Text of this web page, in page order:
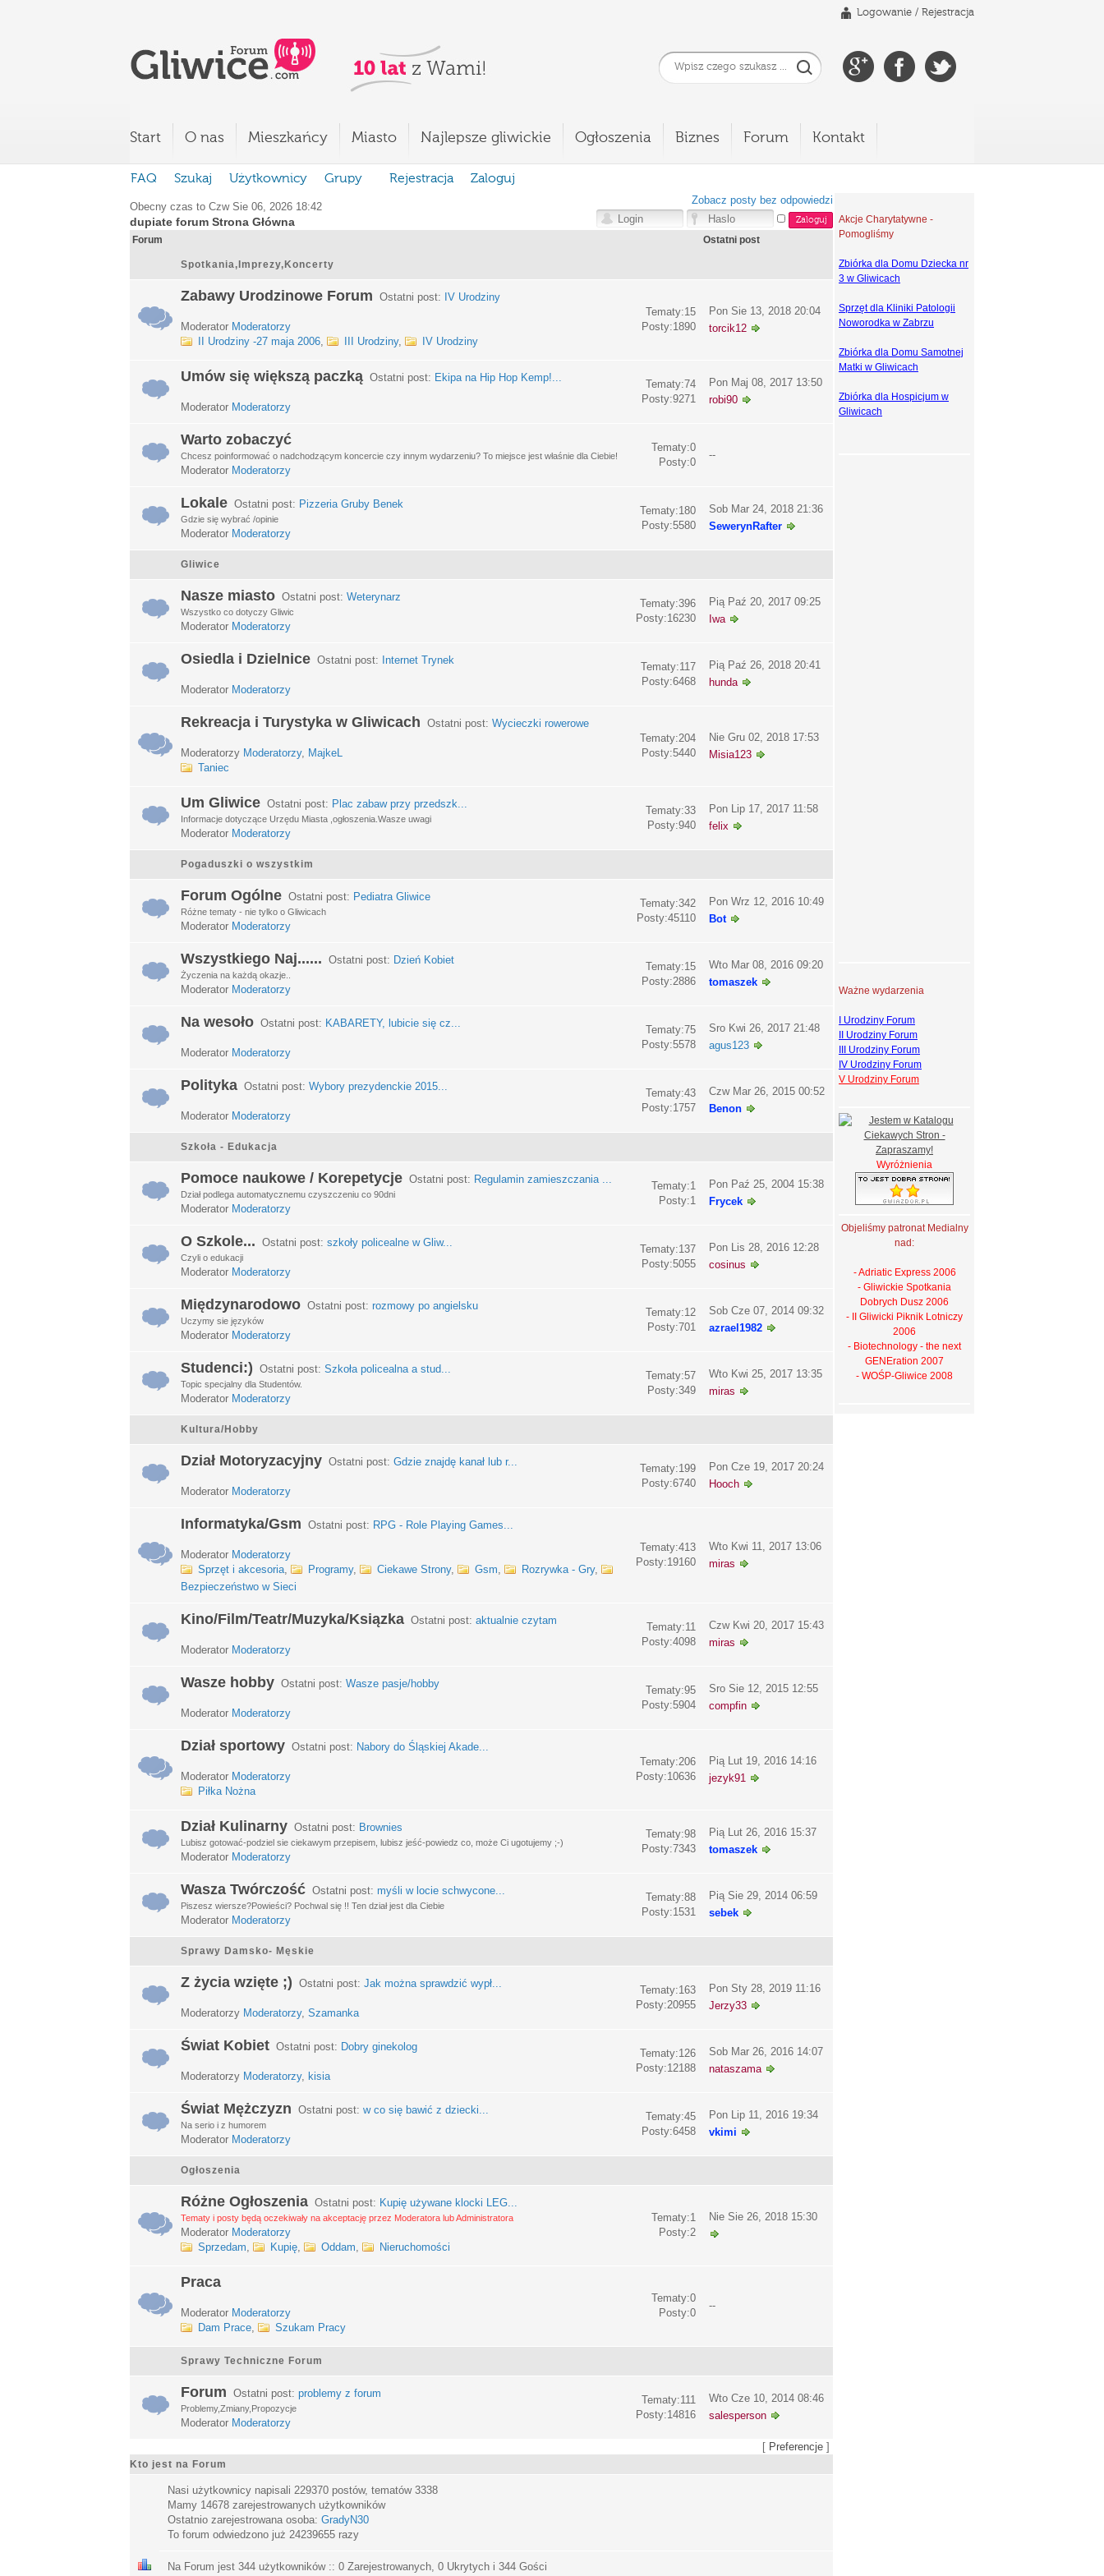
Logowanie / Rejestracja
Start O nas Mieszkańcy Miasto Najlepsze gliwickie Ogłoszenia Biznes Forum Kontakt
FAQ Szukaj Użytkownicy Grupy Rejestracja Zaloguj
Obecny czas to Czw Sie 06, 2026 18:42
dupiate forum Strona Główna
Zobacz posty bez odpowiedzi
Forum Ostatni post
Spotkania,Imprezy,Koncerty
Zabawy Urodzinowe Forum Ostatni post: IV Urodziny
Moderator Moderatorzy
II Urodziny -27 maja 2006, III Urodziny, IV Urodziny
Tematy:15
Posty:1890
Pon Sie 13, 2018 20:04
torcik12
Umów się większą paczką Ostatni post: Ekipa na Hip Hop Kemp!...
Moderator Moderatorzy
Tematy:74
Posty:9271
Pon Maj 08, 2017 13:50
robi90
Warto zobaczyć
Chcesz poinformować o nadchodzącym koncercie czy innym wydarzeniu? To miejsce jest właśnie dla Ciebie!
Moderator Moderatorzy
Tematy:0
Posty:0
--
Lokale Ostatni post: Pizzeria Gruby Benek
Gdzie się wybrać /opinie
Moderator Moderatorzy
Tematy:180
Posty:5580
Sob Mar 24, 2018 21:36
SewerynRafter
Gliwice
Nasze miasto Ostatni post: Weterynarz
Wszystko co dotyczy Gliwic
Moderator Moderatorzy
Tematy:396
Posty:16230
Pią Paź 20, 2017 09:25
Iwa
Osiedla i Dzielnice Ostatni post: Internet Trynek
Moderator Moderatorzy
Tematy:117
Posty:6468
Pią Paź 26, 2018 20:41
hunda
Rekreacja i Turystyka w Gliwicach Ostatni post: Wycieczki rowerowe
Moderatorzy Moderatorzy, MajkeL
Taniec
Tematy:204
Posty:5440
Nie Gru 02, 2018 17:53
Misia123
Um Gliwice Ostatni post: Plac zabaw przy przedszk...
Informacje dotyczące Urzędu Miasta ,ogłoszenia.Wasze uwagi
Moderator Moderatorzy
Tematy:33
Posty:940
Pon Lip 17, 2017 11:58
felix
Pogaduszki o wszystkim
Forum Ogólne Ostatni post: Pediatra Gliwice
Różne tematy - nie tylko o Gliwicach
Moderator Moderatorzy
Tematy:342
Posty:45110
Pon Wrz 12, 2016 10:49
Bot
Wszystkiego Naj...... Ostatni post: Dzień Kobiet
Życzenia na każdą okazje..
Moderator Moderatorzy
Tematy:15
Posty:2886
Wto Mar 08, 2016 09:20
tomaszek
Na wesoło Ostatni post: KABARETY, lubicie się cz...
Moderator Moderatorzy
Tematy:75
Posty:5578
Sro Kwi 26, 2017 21:48
agus123
Polityka Ostatni post: Wybory prezydenckie 2015...
Moderator Moderatorzy
Tematy:43
Posty:1757
Czw Mar 26, 2015 00:52
Benon
Szkoła - Edukacja
Pomoce naukowe / Korepetycje Ostatni post: Regulamin zamieszczania ...
Dział podlega automatycznemu czyszczeniu co 90dni
Moderator Moderatorzy
Tematy:1
Posty:1
Pon Paź 25, 2004 15:38
Frycek
O Szkole... Ostatni post: szkoły policealne w Gliw...
Czyli o edukacji
Moderator Moderatorzy
Tematy:137
Posty:5055
Pon Lis 28, 2016 12:28
cosinus
Międzynarodowo Ostatni post: rozmowy po angielsku
Uczymy sie języków
Moderator Moderatorzy
Tematy:12
Posty:701
Sob Cze 07, 2014 09:32
azrael1982
Studenci:) Ostatni post: Szkoła policealna a stud...
Topic specjalny dla Studentów.
Moderator Moderatorzy
Tematy:57
Posty:349
Wto Kwi 25, 2017 13:35
miras
Kultura/Hobby
Dział Motoryzacyjny Ostatni post: Gdzie znajdę kanał lub r...
Moderator Moderatorzy
Tematy:199
Posty:6740
Pon Cze 19, 2017 20:24
Hooch
Informatyka/Gsm Ostatni post: RPG - Role Playing Games...
Moderator Moderatorzy
Sprzęt i akcesoria, Programy, Ciekawe Strony, Gsm, Rozrywka - Gry,
Bezpieczeństwo w Sieci
Tematy:413
Posty:19160
Wto Kwi 11, 2017 13:06
miras
Kino/Film/Teatr/Muzyka/Ksiązka Ostatni post: aktualnie czytam
Moderator Moderatorzy
Tematy:11
Posty:4098
Czw Kwi 20, 2017 15:43
miras
Wasze hobby Ostatni post: Wasze pasje/hobby
Moderator Moderatorzy
Tematy:95
Posty:5904
Sro Sie 12, 2015 12:55
compfin
Dział sportowy Ostatni post: Nabory do Śląskiej Akade...
Moderator Moderatorzy
Piłka Nożna
Tematy:206
Posty:10636
Pią Lut 19, 2016 14:16
jezyk91
Dział Kulinarny Ostatni post: Brownies
Lubisz gotować-podziel sie ciekawym przepisem, lubisz jeść-powiedz co, może Ci ugotujemy ;-)
Moderator Moderatorzy
Tematy:98
Posty:7343
Pią Lut 26, 2016 15:37
tomaszek
Wasza Twórczość Ostatni post: myśli w locie schwycone...
Piszesz wiersze?Powieści? Pochwal się !! Ten dział jest dla Ciebie
Moderator Moderatorzy
Tematy:88
Posty:1531
Pią Sie 29, 2014 06:59
sebek
Sprawy Damsko- Męskie
Z życia wzięte ;) Ostatni post: Jak można sprawdzić wypł...
Moderatorzy Moderatorzy, Szamanka
Tematy:163
Posty:20955
Pon Sty 28, 2019 11:16
Jerzy33
Świat Kobiet Ostatni post: Dobry ginekolog
Moderatorzy Moderatorzy, kisia
Tematy:126
Posty:12188
Sob Mar 26, 2016 14:07
nataszama
Świat Mężczyzn Ostatni post: w co się bawić z dziecki...
Na serio i z humorem
Moderator Moderatorzy
Tematy:45
Posty:6458
Pon Lip 11, 2016 19:34
vkimi
Ogłoszenia
Różne Ogłoszenia Ostatni post: Kupię używane klocki LEG...
Tematy i posty będą oczekiwały na akceptację przez Moderatora lub Administratora
Moderator Moderatorzy
Sprzedam, Kupię, Oddam, Nieruchomości
Tematy:1
Posty:2
Nie Sie 26, 2018 15:30
Praca
Moderator Moderatorzy
Dam Prace, Szukam Pracy
Tematy:0
Posty:0
--
Sprawy Techniczne Forum
Forum Ostatni post: problemy z forum
Problemy,Zmiany,Propozycje
Moderator Moderatorzy
Tematy:111
Posty:14816
Wto Cze 10, 2014 08:46
salesperson
[ Preferencje ]
Kto jest na Forum
Nasi użytkownicy napisali 229370 postów, tematów 3338
Mamy 14678 zarejestrowanych użytkowników
Ostatnio zarejestrowana osoba: GradyN30
To forum odwiedzono już 24239655 razy
Na Forum jest 344 użytkowników :: 0 Zarejestrowanych, 0 Ukrytych i 344 Gości
Akcje Charytatywne -
Pomogliśmy
Zbiórka dla Domu Dziecka nr
3 w Gliwicach
Sprzęt dla Kliniki Patologii
Noworodka w Zabrzu
Zbiórka dla Domu Samotnej
Matki w Gliwicach
Zbiórka dla Hospicjum w
Gliwicach
Ważne wydarzenia
I Urodziny Forum
II Urodziny Forum
III Urodziny Forum
IV Urodziny Forum
V Urodziny Forum
Wyróżnienia
Objeliśmy patronat Medialny
nad:
- Adriatic Express 2006
- Gliwickie Spotkania
Dobrych Dusz 2006
- II Gliwicki Piknik Lotniczy
2006
- Biotechnology - the next
GENEration 2007
- WOŚP-Gliwice 2008